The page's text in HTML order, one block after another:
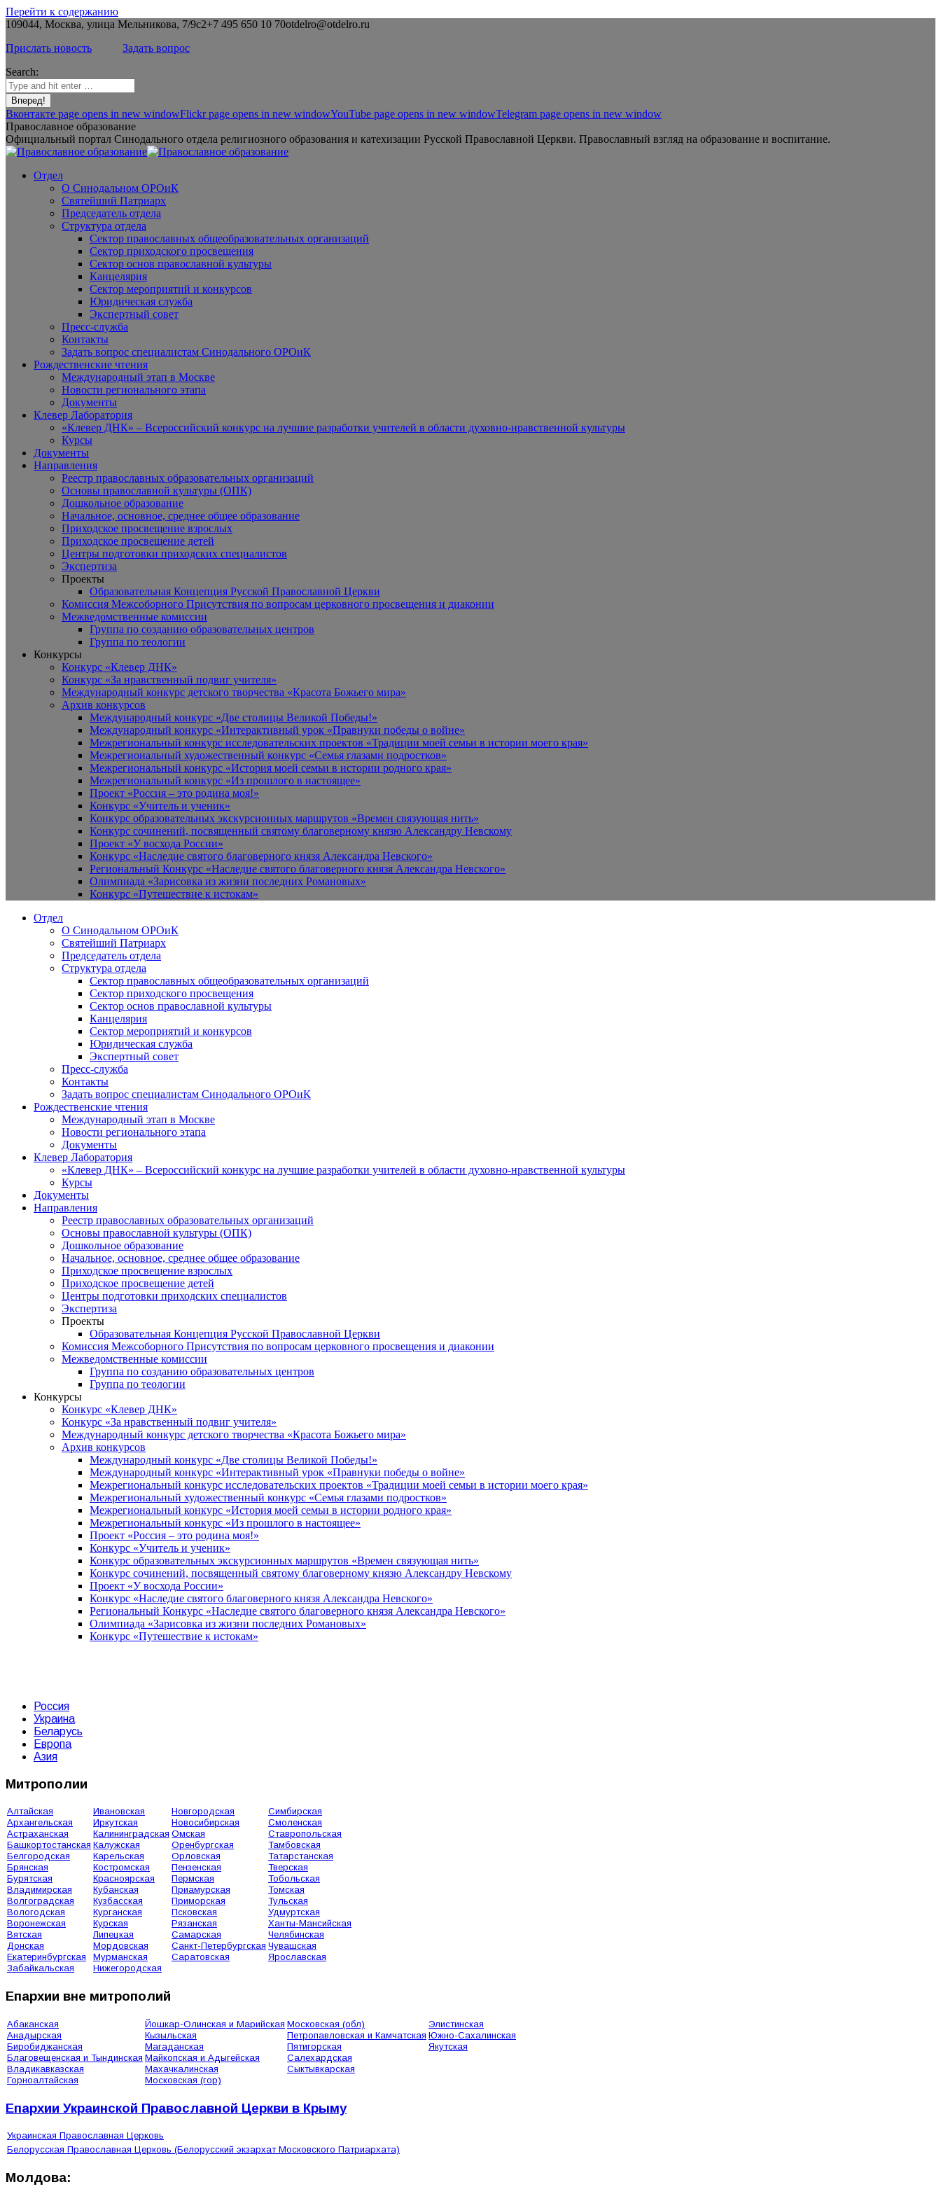
Перейти к содержанию
109044, Москва, улица Мельникова, 7/9с2+7 495 650 10 70otdelro@otdelro.ru
Прислать новость
Задать вопрос
Search:
Вконтакте page opens in new windowFlickr page opens in new windowYouTube page opens in new windowTelegram page opens in new window
Православное образование
Официальный портал Синодального отдела религиозного образования и катехизации Русской Православной Церкви. Православный взгляд на образование и воспитание.
Отдел
О Синодальном ОРОиК
Святейший Патриарх
Председатель отдела
Структура отдела
Сектор православных общеобразовательных организаций
Сектор приходского просвещения
Сектор основ православной культуры
Канцелярия
Сектор мероприятий и конкурсов
Юридическая служба
Экспертный совет
Пресс-служба
Контакты
Задать вопрос специалистам Синодального ОРОиК
Рождественские чтения
Международный этап в Москве
Новости регионального этапа
Документы
Клевер Лаборатория
«Клевер ДНК» – Всероссийский конкурс на лучшие разработки учителей в области духовно-нравственной культуры
Курсы
Документы
Направления
Реестр православных образовательных организаций
Основы православной культуры (ОПК)
Дошкольное образование
Начальное, основное, среднее общее образование
Приходское просвещение взрослых
Приходское просвещение детей
Центры подготовки приходских специалистов
Экспертиза
Проекты
Образовательная Концепция Русской Православной Церкви
Комиссия Межсоборного Присутствия по вопросам церковного просвещения и диаконии
Межведомственные комиссии
Группа по созданию образовательных центров
Группа по теологии
Конкурсы
Конкурс «Клевер ДНК»
Конкурс «За нравственный подвиг учителя»
Международный конкурс детского творчества «Красота Божьего мира»
Архив конкурсов
Международный конкурс «Две столицы Великой Победы!»
Международный конкурс «Интерактивный урок «Правнуки победы о войне»
Межрегиональный конкурс исследовательских проектов «Традиции моей семьи в истории моего края»
Межрегиональный художественный конкурс «Семья глазами подростков»
Межрегиональный конкурс «История моей семьи в истории родного края»
Межрегиональный конкурс «Из прошлого в настоящее»
Проект «Россия – это родина моя!»
Конкурс «Учитель и ученик»
Конкурс образовательных экскурсионных маршрутов «Времен связующая нить»
Конкурс сочинений, посвященный святому благоверному князю Александру Невскому
Проект «У восхода России»
Конкурс «Наследие святого благоверного князя Александра Невского»
Региональный Конкурс «Наследие святого благоверного князя Александра Невского»
Олимпиада «Зарисовка из жизни последних Романовых»
Конкурс «Путешествие к истокам»
Отдел
О Синодальном ОРОиК
Святейший Патриарх
Председатель отдела
Структура отдела
Сектор православных общеобразовательных организаций
Сектор приходского просвещения
Сектор основ православной культуры
Канцелярия
Сектор мероприятий и конкурсов
Юридическая служба
Экспертный совет
Пресс-служба
Контакты
Задать вопрос специалистам Синодального ОРОиК
Рождественские чтения
Международный этап в Москве
Новости регионального этапа
Документы
Клевер Лаборатория
«Клевер ДНК» – Всероссийский конкурс на лучшие разработки учителей в области духовно-нравственной культуры
Курсы
Документы
Направления
Реестр православных образовательных организаций
Основы православной культуры (ОПК)
Дошкольное образование
Начальное, основное, среднее общее образование
Приходское просвещение взрослых
Приходское просвещение детей
Центры подготовки приходских специалистов
Экспертиза
Проекты
Образовательная Концепция Русской Православной Церкви
Комиссия Межсоборного Присутствия по вопросам церковного просвещения и диаконии
Межведомственные комиссии
Группа по созданию образовательных центров
Группа по теологии
Конкурсы
Конкурс «Клевер ДНК»
Конкурс «За нравственный подвиг учителя»
Международный конкурс детского творчества «Красота Божьего мира»
Архив конкурсов
Международный конкурс «Две столицы Великой Победы!»
Международный конкурс «Интерактивный урок «Правнуки победы о войне»
Межрегиональный конкурс исследовательских проектов «Традиции моей семьи в истории моего края»
Межрегиональный художественный конкурс «Семья глазами подростков»
Межрегиональный конкурс «История моей семьи в истории родного края»
Межрегиональный конкурс «Из прошлого в настоящее»
Проект «Россия – это родина моя!»
Конкурс «Учитель и ученик»
Конкурс образовательных экскурсионных маршрутов «Времен связующая нить»
Конкурс сочинений, посвященный святому благоверному князю Александру Невскому
Проект «У восхода России»
Конкурс «Наследие святого благоверного князя Александра Невского»
Региональный Конкурс «Наследие святого благоверного князя Александра Невского»
Олимпиада «Зарисовка из жизни последних Романовых»
Конкурс «Путешествие к истокам»
Россия
Украина
Беларусь
Европа
Азия
Митрополии
Алтайская
Архангельская
Астраханская
Башкортостанская
Белгородская
Брянская
Бурятская
Владимирская
Волгоградская
Вологодская
Воронежская
Вятская
Донская
Екатеринбургская
Забайкальская
Ивановская
Иркутская
Калининградская
Калужская
Карельская
Костромская
Красноярская
Кубанская
Кузбасская
Курганская
Курская
Липецкая
Мордовская
Мурманская
Нижегородская
Новгородская
Новосибирская
Омская
Оренбургская
Орловская
Пензенская
Пермская
Приамурская
Приморская
Псковская
Рязанская
Самарская
Санкт-Петербургская
Саратовская
Симбирская
Смоленская
Ставропольская
Тамбовская
Татарстанская
Тверская
Тобольская
Томская
Тульская
Удмуртская
Ханты-Мансийская
Челябинская
Чувашская
Ярославская
Епархии вне митрополий
Абаканская
Анадырская
Биробиджанская
Благовещенская и Тындинская
Владикавказская
Горноалтайская
Йошкар-Олинская и Марийская
Кызыльская
Магаданская
Майкопская и Адыгейская
Махачкалинская
Московская (гор)
Московская (обл)
Петропавловская и Камчатская
Пятигорская
Салехардская
Сыктывкарская
Элистинская
Южно-Сахалинская
Якутская
Епархии Украинской Православной Церкви в Крыму
Украинская Православная Церковь
Белорусская Православная Церковь (Белорусский экзархат Московского Патриархата)
Молдова: